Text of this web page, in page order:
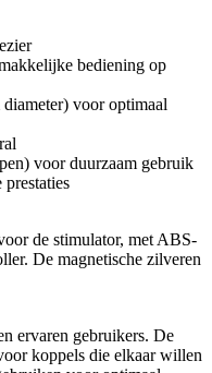
bediening op
voor optimaal
voor duurzaam gebruik
de stimulator, met ABS-
De magnetische zilveren
ervaren gebruikers. De
koppels die elkaar willen